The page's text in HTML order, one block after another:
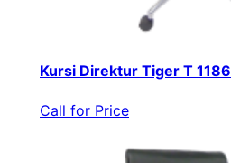
Kursi Direktur Tiger T 1186
Call for Price